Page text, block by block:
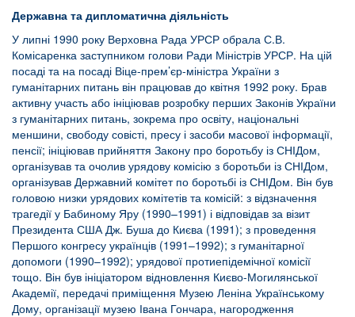
Державна та дипломатична діяльність
У липні 1990 року Верховна Рада УРСР обрала С.В.
Комісаренка заступником голови Ради Міністрів УРСР. На цій
посаді та на посаді Віце-прем’єр-міністра України з
гуманітарних питань він працював до квітня 1992 року. Брав
активну участь або ініціював розробку перших Законів України
з гуманітарних питань, зокрема про освіту, національні
меншини, свободу совісті, пресу і засоби масової інформації,
пенсії; ініціював прийняття Закону про боротьбу із СНІДом,
організував та очолив урядову комісію з боротьби із СНІДом,
організував Державний комітет по боротьбі із СНІДом. Він був
головою низки урядових комітетів та комісій: з відзначення
трагедії у Бабиному Яру (1990–1991) і відповідав за візит
Президента США Дж. Буша до Києва (1991); з проведення
Першого конгресу українців (1991–1992); з гуманітарної
допомоги (1990–1992); урядової протиепідемічної комісії
тощо. Він був ініціатором відновлення Києво-Могилянської
Академії, передачі приміщення Музею Леніна Українському
Дому, організації музею Івана Гончара, нагородження